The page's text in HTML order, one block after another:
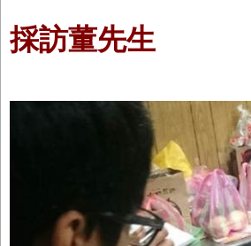
採訪董先生